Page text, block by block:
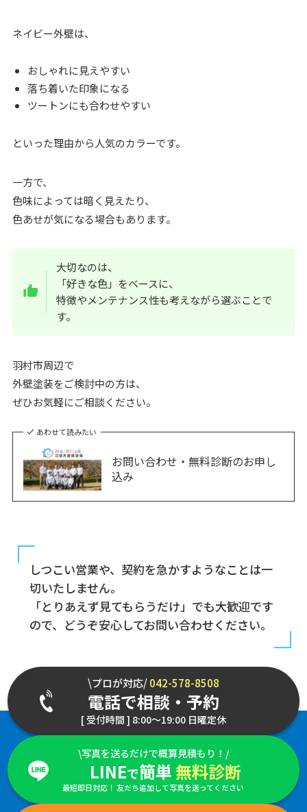
ネイビー外壁は、
おしゃれに見えやすい
落ち着いた印象になる
ツートンにも合わせやすい
といった理由から人気のカラーです。
一方で、
色味によっては暗く見えたり、
色あせが気になる場合もあります。
大切なのは、
「好きな色」をベースに、
特徴やメンテナンス性も考えながら選ぶことで
す。
羽村市周辺で
外壁塗装をご検討中の方は、
ぜひお気軽にご相談ください。
あわせて読みたい
お問い合わせ・無料診断のお申し
込み
しつこい営業や、契約を急かすようなことは一
切いたしません。
「とりあえず見てもらうだけ」でも大歓迎です
ので、どうぞ安心してお問い合わせください。
\プロが対応/042-578-8508
電話で相談・予約
[ 受付時間 ] 8:00～19:00 日曜定休
\写真を送るだけで概算見積もり！/
LINEで簡単 無料診断
最短即日対応！ 友だち追加して写真を送ってください